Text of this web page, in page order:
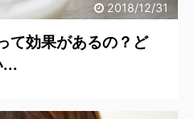
2018/12/31
て効果があるの？ど
...